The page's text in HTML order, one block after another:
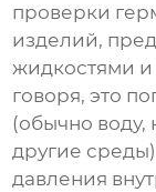
проверки
изделий,
жидкостями
говоря, это
(обычно воду,
другие
давления